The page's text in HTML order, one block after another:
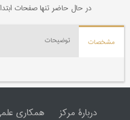
در حال حاضر تنها صفحات
مشخصات توضیحات
دربارۀ مرکز همکاری